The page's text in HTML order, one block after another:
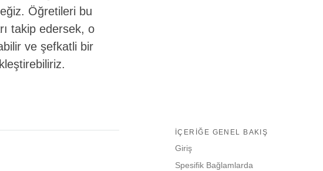
Öğretileri bu
takip edersek, o
ve şefkatli bir
İÇERIĞE GENEL BAKIŞ
Giriş
Spesifik Bağlamlarda